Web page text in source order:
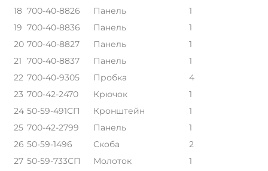
18 700-40-8826 Панель
1
19 700-40-8836 Панель
1
20 700-40-8827 Панель
1
21 700-40-8837 Панель
1
22 700-40-9305 Пробка
4
23 700-42-2470 Крючок
1
24 50-59-491СП Кронштейн
1
25 700-42-2799 Панель
1
26 50-59-1496 Скоба
2
27 50-59-733СП Молоток
1